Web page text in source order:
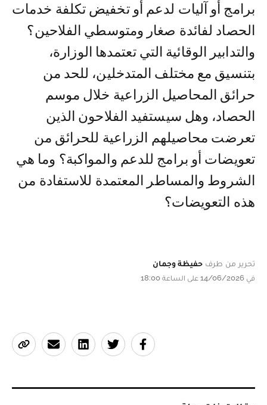
برامج أو آليات لدعم أو تخفيض تكلفة خدمات
الحصاد لفائدة صغار ومتوسطي الفلاحين؟
والتدابير الوقائية التي تعتمدها الوزارة،
بتنسيق مع مختلف المتدخلين، للحد من
حرائق المحاصيل الزراعية خلال موسم
الحصاد، وهل سيستفيد الفلاحون الذين
تعرضت محاصيلهم الزراعية للحرائق من
تعويضات أو برامج للدعم والمواكبة؟ وما هي
الشروط والمساطر المعتمدة للاستفادة من
هذه التعويضات؟
تحرير من طرف حفيظة وجمان
في 14/06/2026 على الساعة 18:00